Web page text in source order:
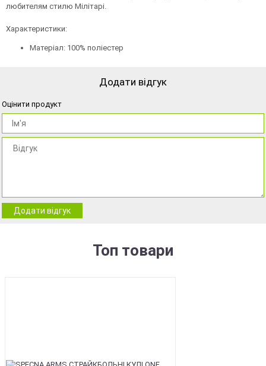
любителям стилю Мілітарі.
Характеристики:
Матеріал: 100% поліестер
Додати відгук
Оцінити продукт
Додати відгук
Топ товари